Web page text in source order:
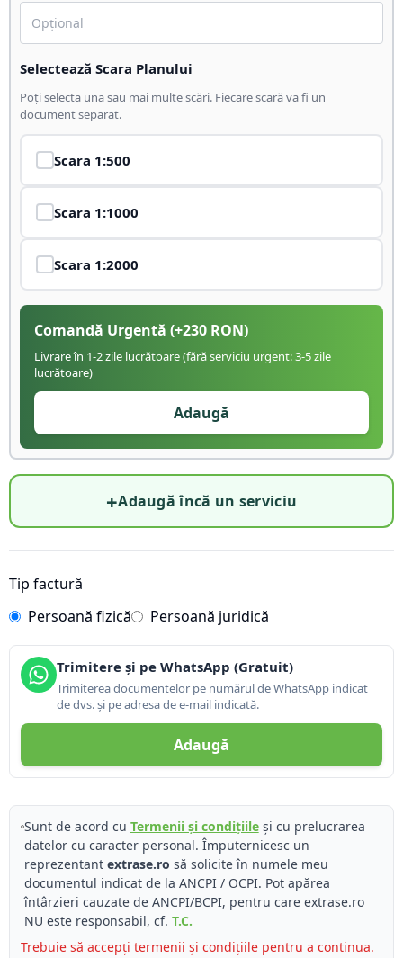
Selectează Scara Planului
Poți selecta una sau mai multe scări. Fiecare scară va fi un
document separat.
Scara 1:500
Scara 1:1000
Scara 1:2000
Comandă Urgentă (+230 RON)
Livrare în 1-2 zile lucrătoare (fără serviciu urgent: 3-5 zile
lucrătoare)
Adaugă
+Adaugă încă un serviciu
Tip factură
Persoană fizică
Persoană juridică
Trimitere și pe WhatsApp (Gratuit)
Trimiterea documentelor pe numărul de WhatsApp indicat
de dvs. și pe adresa de e-mail indicată.
Adaugă
Sunt de acord cu Termenii și condițiileși cu prelucrarea
datelor cu caracter personal. Împuternicesc un
reprezentant extrase.ro să solicite în numele meu
documentul indicat de la ANCPI / OCPI. Pot apărea
întârzieri cauzate de ANCPI/BCPI, pentru care extrase.ro
NU este responsabil, cf. T.C.
Trebuie să accepți termenii și condițiile pentru a continua.